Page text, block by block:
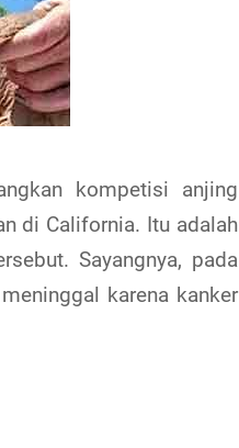
kompetisi anjing
di California. Itu adalah
Sayangnya, pada
karena kanker